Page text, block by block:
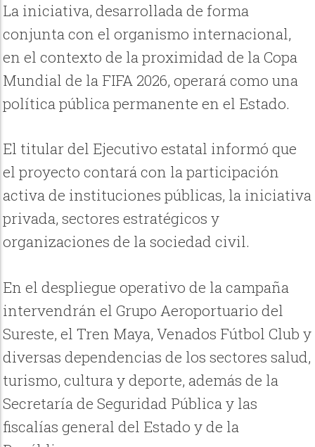
La iniciativa, desarrollada de forma
conjunta con el organismo internacional,
en el contexto de la proximidad de la Copa
Mundial de la FIFA 2026, operará como una
política pública permanente en el Estado.
El titular del Ejecutivo estatal informó que
el proyecto contará con la participación
activa de instituciones públicas, la iniciativa
privada, sectores estratégicos y
organizaciones de la sociedad civil.
En el despliegue operativo de la campaña
intervendrán el Grupo Aeroportuario del
Sureste, el Tren Maya, Venados Fútbol Club y
diversas dependencias de los sectores salud,
turismo, cultura y deporte, además de la
Secretaría de Seguridad Pública y las
fiscalías general del Estado y de la